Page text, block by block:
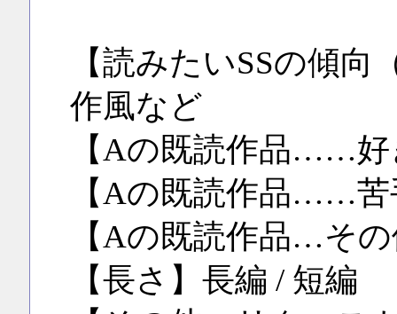
【読みたいSSの傾
作風など
【Aの既読作品……好
【Aの既読作品……苦
【Aの既読作品…そ
【長さ】長編 / 短編